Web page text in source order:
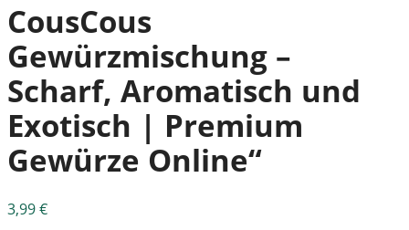
CousCous
Gewürzmischung –
Scharf, Aromatisch und
Exotisch | Premium
Gewürze Online“
3,99€